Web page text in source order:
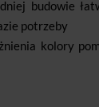
budowie
potrzeby
kolory